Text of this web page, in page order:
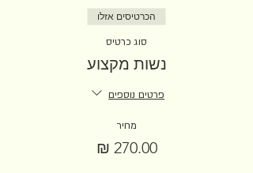
הכרטיסים אזלו
סוג כרטיס
נשות מקצוע
פרטים נוספים
מחיר
‏270.00 ‏₪